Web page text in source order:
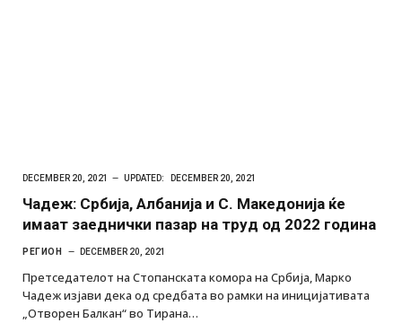
DECEMBER 20, 2021 UPDATED: DECEMBER 20, 2021
Чадеж: Србија, Албанија и С. Македонија ќе
имаат заеднички пазар на труд од 2022 година
РЕГИОН DECEMBER 20, 2021
Претседателот на Стопанската комора на Србија, Марко
Чадеж изјави дека од средбата во рамки на иницијативата
„Отворен Балкан“ во Тирана…